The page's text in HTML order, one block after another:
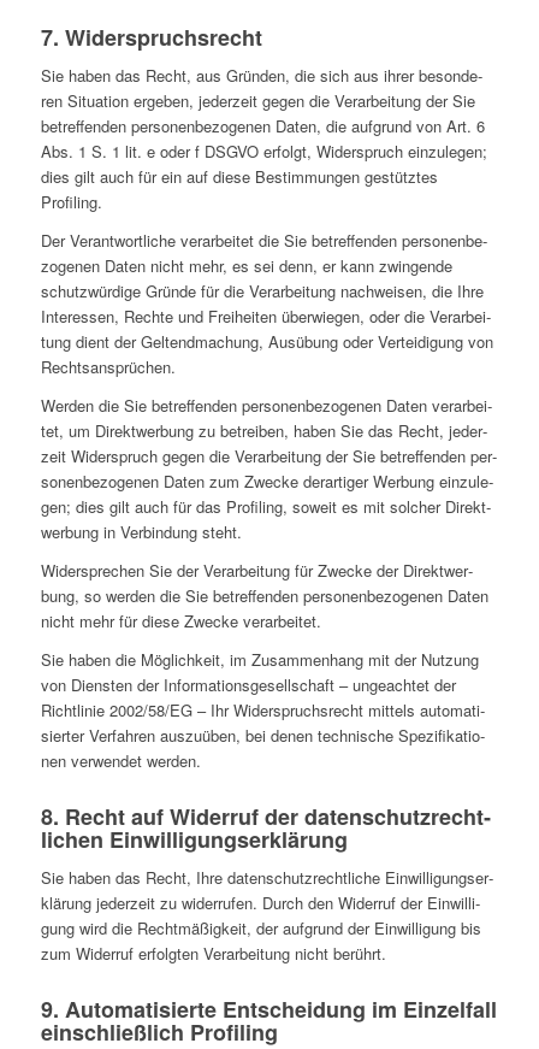
7. Wider­spruchs­recht
Sie haben das Recht, aus Gründen, die sich aus ihrer beson­de­
ren Situa­tion ergeben, jeder­zeit gegen die Ver­ar­bei­tung der Sie
betref­fen­den per­so­nen­be­zo­ge­nen Daten, die auf­grund von Art. 6
Abs. 1 S. 1 lit. e oder f DSGVO erfolgt, Wider­spruch ein­zu­le­gen;
dies gilt auch für ein auf diese Bestim­mun­gen gestütz­tes
Profiling.
Der Ver­ant­wort­li­che ver­ar­bei­tet die Sie betref­fen­den per­so­nen­be­
zo­ge­nen Daten nicht mehr, es sei denn, er kann zwin­gende
schutz­wür­dige Gründe für die Ver­ar­bei­tung nach­wei­sen, die Ihre
Inter­es­sen, Rechte und Frei­hei­ten über­wie­gen, oder die Ver­ar­bei­
tung dient der Gel­tend­ma­chung, Aus­übung oder Ver­tei­di­gung von
Rechtsansprüchen.
Werden die Sie betref­fen­den per­so­nen­be­zo­ge­nen Daten ver­ar­bei­
tet, um Direkt­wer­bung zu betrei­ben, haben Sie das Recht, jeder­
zeit Wider­spruch gegen die Ver­ar­bei­tung der Sie betref­fen­den per­
so­nen­be­zo­ge­nen Daten zum Zwecke der­ar­ti­ger Werbung ein­zu­le­
gen; dies gilt auch für das Pro­fil­ing, soweit es mit solcher Direkt­
wer­bung in Ver­bin­dung steht.
Wider­spre­chen Sie der Ver­ar­bei­tung für Zwecke der Direkt­wer­
bung, so werden die Sie betref­fen­den per­so­nen­be­zo­ge­nen Daten
nicht mehr für diese Zwecke verarbeitet.
Sie haben die Mög­lich­keit, im Zusam­men­hang mit der Nutzung
von Diens­ten der Infor­ma­ti­ons­ge­sell­schaft – unge­ach­tet der
Richt­li­nie 2002/58/EG – Ihr Wider­spruchs­recht mittels auto­ma­ti­
sier­ter Ver­fah­ren aus­zu­üben, bei denen tech­ni­sche Spe­zi­fi­ka­tio­
nen ver­wen­det werden.
8. Recht auf Wider­ruf der daten­schutz­recht­
li­chen Einwilligungserklärung
Sie haben das Recht, Ihre daten­schutz­recht­li­che Ein­wil­li­gungs­er­
klä­rung jeder­zeit zu wider­ru­fen. Durch den Wider­ruf der Ein­wil­li­
gung wird die Recht­mä­ßig­keit, der auf­grund der Ein­wil­li­gung bis
zum Wider­ruf erfolg­ten Ver­ar­bei­tung nicht berührt.
9. Auto­ma­ti­sierte Ent­schei­dung im Ein­zel­fall
ein­schließ­lich Profiling